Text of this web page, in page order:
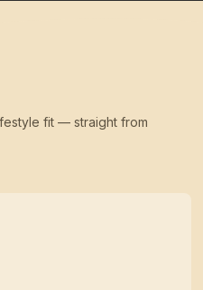
fit — straight from